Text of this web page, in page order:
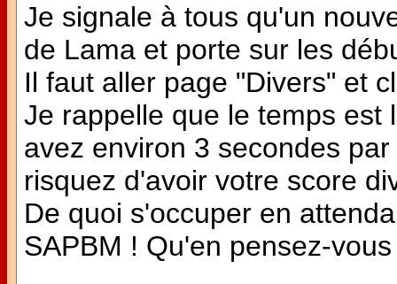
Je signale à tous qu'un
de Lama et porte sur les
Il faut aller page "Divers" et
Je rappelle que le temps est
avez environ 3 secondes
risquez d'avoir votre score
De quoi s'occuper en
SAPBM ! Qu'en pensez-